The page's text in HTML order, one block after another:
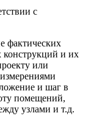
с
фактических
конструкций и их
или
и шаг в
помещений,
узлами и т.д.